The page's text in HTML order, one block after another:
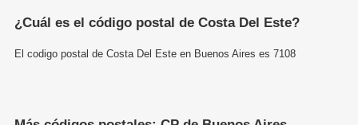
¿Cuál es el código postal de Costa Del Este?
El codigo postal de Costa Del Este en Buenos Aires es 7108